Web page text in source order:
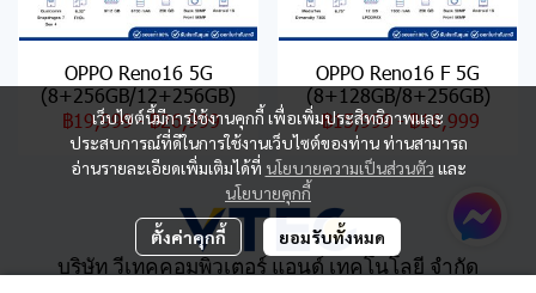
OPPO Reno16 5G
(8+256GB/12+256GB)
฿19,999- ฿26,999
OPPO Reno16 F 5G
(8+128GB/8+256GB)
฿15,999-฿16,999
เว็บไซต์นี้มีการใช้งานคุกกี้ เพื่อเพิ่มประสิทธิภาพและ
ประสบการณ์ที่ดีในการใช้งานเว็บไซต์ของท่าน ท่านสามารถ
อ่านรายละเอียดเพิ่มเติมได้ที่ นโยบายความเป็นส่วนตัว และ
นโยบายคุกกี้
ตั้งค่าคุกกี้ ยอมรับทั้งหมด
บริษัท วีเทคคอมพิวเตอร์ แอนด์ เทคโนโลยี จำกัด